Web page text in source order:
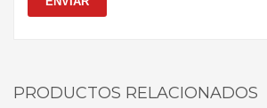
PRODUCTOS RELACIONADOS